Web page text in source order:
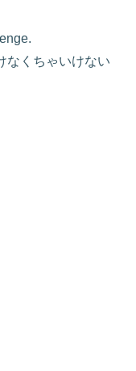
なくちゃいけない